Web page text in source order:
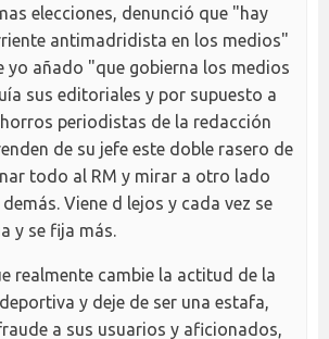
elecciones, denunció que "hay
antimadridista en los medios"
yo añado "que gobierna los medios
sus editoriales y por supuesto a
periodistas de la redacción
de su jefe este doble rasero de
todo al RM y mirar a otro lado
Viene d lejos y cada vez se
y se fija más.
realmente cambie la actitud de la
y deje de ser una estafa,
a sus usuarios y aficionados,